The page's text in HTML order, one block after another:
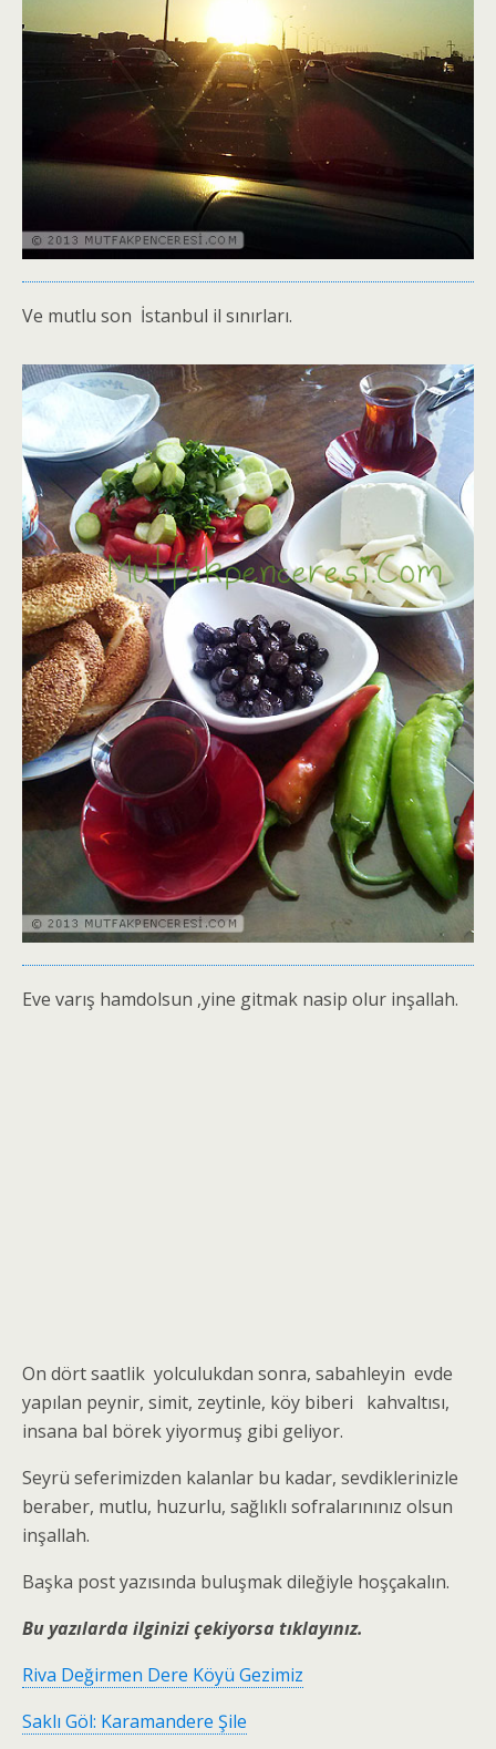
Ve mutlu son İstanbul il sınırları.
Eve varış hamdolsun ,yine gitmak nasip olur inşallah.
On dört saatlik yolculukdan sonra, sabahleyin evde
yapılan peynir, simit, zeytinle, köy biberi kahvaltısı,
insana bal börek yiyormuş gibi geliyor.
Seyrü seferimizden kalanlar bu kadar, sevdiklerinizle
beraber, mutlu, huzurlu, sağlıklı sofralarınınız olsun
inşallah.
Başka post yazısında buluşmak dileğiyle hoşçakalın.
Bu yazılarda ilginizi çekiyorsa tıklayınız.
Riva Değirmen Dere Köyü Gezimiz
Saklı Göl: Karamandere Şile